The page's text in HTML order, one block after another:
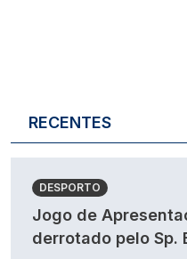
RECENTES
DESPORTO
Jogo de
derrotado pelo Sp.